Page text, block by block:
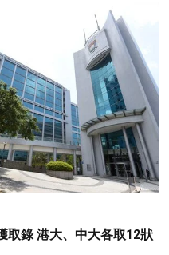
取錄 港大、中大各取12狀